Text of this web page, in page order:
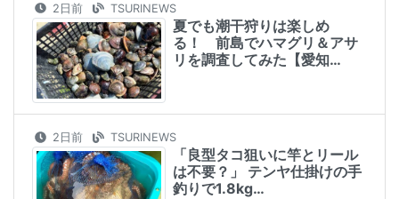
2日前 TSURINEWS
夏でも潮干狩りは楽しめ
る！ 前島でハマグリ＆アサ
リを調査してみた【愛知…
2日前 TSURINEWS
「良型タコ狙いに竿とリール
は不要？」 テンヤ仕掛けの手
釣りで1.8kg…